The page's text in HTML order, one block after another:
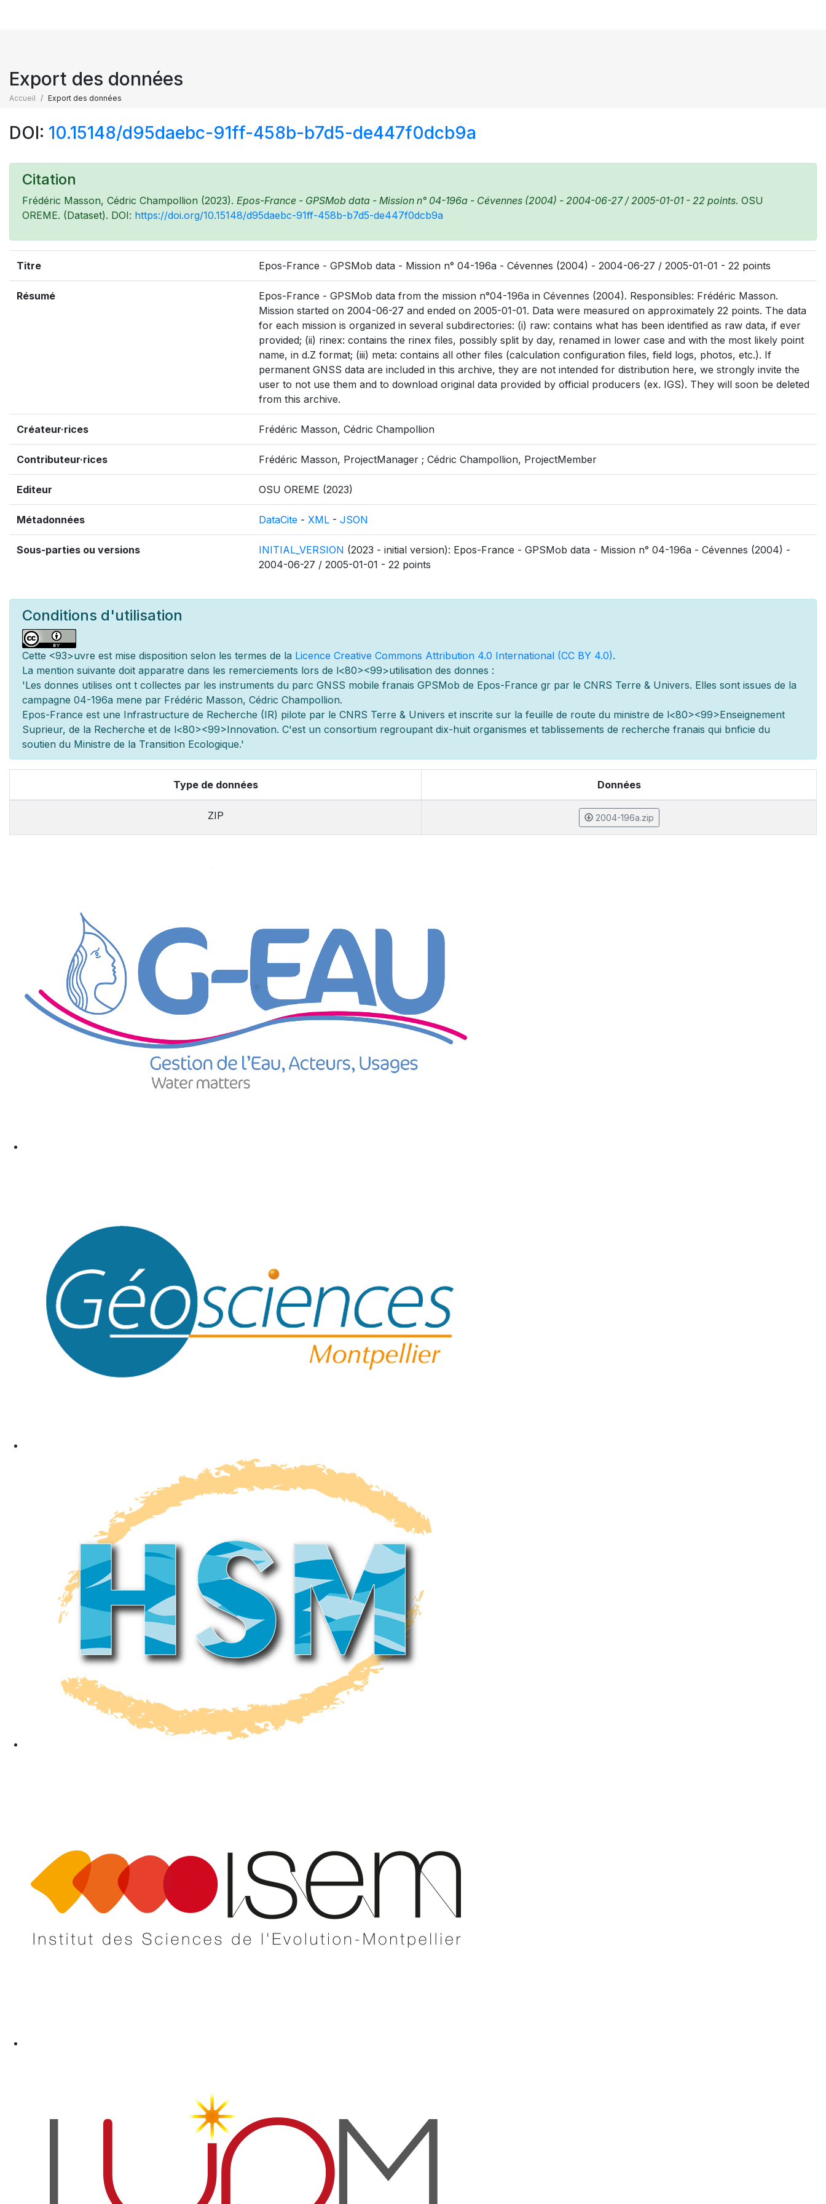
Export des données
Accueil Export des données
DOI: 10.15148/d95daebc-91ff-458b-b7d5-de447f0dcb9a
Citation
Frédéric Masson, Cédric Champollion (2023). Epos-France - GPSMob data - Mission n° 04-196a - Cévennes (2004) - 2004-06-27 / 2005-01-01 - 22 points. OSU
OREME. (Dataset). DOI: https://doi.org/10.15148/d95daebc-91ff-458b-b7d5-de447f0dcb9a
Titre Epos-France - GPSMob data - Mission n° 04-196a - Cévennes (2004) - 2004-06-27 / 2005-01-01 - 22 points
Résumé
Epos-France - GPSMob data from the mission n°04-196a in Cévennes (2004). Responsibles: Frédéric Masson.
Mission started on 2004-06-27 and ended on 2005-01-01. Data were measured on approximately 22 points. The data
for each mission is organized in several subdirectories: (i) raw: contains what has been identified as raw data, if ever
provided; (ii) rinex: contains the rinex files, possibly split by day, renamed in lower case and with the most likely point
name, in d.Z format; (iii) meta: contains all other files (calculation configuration files, field logs, photos, etc.). If
permanent GNSS data are included in this archive, they are not intended for distribution here, we strongly invite the
user to not use them and to download original data provided by official producers (ex. IGS). They will soon be deleted
from this archive.
Créateur·rices Frédéric Masson, Cédric Champollion
Contributeur·rices Frédéric Masson, ProjectManager ; Cédric Champollion, ProjectMember
Editeur OSU OREME (2023)
Métadonnées DataCite - XML - JSON
Sous-parties ou versions INITIAL_VERSION (2023 - initial version): Epos-France - GPSMob data - Mission n° 04-196a - Cévennes (2004) -
2004-06-27 / 2005-01-01 - 22 points
Conditions d'utilisation
Cette <93>uvre est mise disposition selon les termes de la Licence Creative Commons Attribution 4.0 International (CC BY 4.0).
La mention suivante doit apparatre dans les remerciements lors de l<80><99>utilisation des donnes :
'Les donnes utilises ont t collectes par les instruments du parc GNSS mobile franais GPSMob de Epos-France gr par le CNRS Terre & Univers. Elles sont issues de la
campagne 04-196a mene par Frédéric Masson, Cédric Champollion.
Epos-France est une Infrastructure de Recherche (IR) pilote par le CNRS Terre & Univers et inscrite sur la feuille de route du ministre de l<80><99>Enseignement
Suprieur, de la Recherche et de l<80><99>Innovation. C'est un consortium regroupant dix-huit organismes et tablissements de recherche franais qui bnficie du
soutien du Ministre de la Transition Ecologique.'
Type de données Données
ZIP 2004-196a.zip